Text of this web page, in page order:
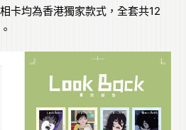
卡均為香港獨家款式，全套共12